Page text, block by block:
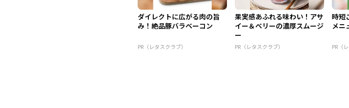
ダイレクトに広がる肉の旨
み！絶品豚バラベーコン
PR（レタスクラブ）
果実感あふれる味わい！アサ
イー＆ベリーの濃厚スムージ
ー
PR（レタスクラブ）
時短
メニ
PR（